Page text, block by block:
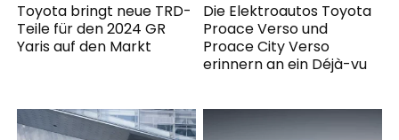
Toyota bringt neue TRD-
Teile für den 2024 GR
Yaris auf den Markt
Die Elektroautos Toyota
Proace Verso und
Proace City Verso
erinnern an ein Déjà-vu